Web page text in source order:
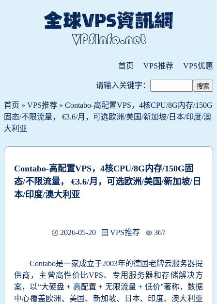
首页 VPS推荐 VPS优惠
请输入关键字：
首页 » VPS推荐 » Contabo-高配置VPS，4核CPU/8G内存/150G
固态/不限流量， €3.6/月，可选欧洲/美国/新加坡/日本/印度/澳
大利亚
Contabo-高配置VPS，4核CPU/8G内存/150G固
态/不限流量， €3.6/月，可选欧洲/美国/新加坡/日
本/印度/澳大利亚
2026-05-20 VPS推荐 367
Contabo是一家成立于2003年的德国老牌云服务器提
供商，主营高性价比VPS、专用服务器和存储解决方
案，以“大硬盘 + 高配置 + 无限流量 + 低价”著称，数据
中心覆盖欧洲、美国、新加坡、日本、印度、澳大利亚